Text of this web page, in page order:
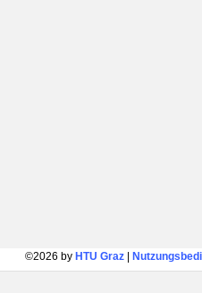
©2026 by HTU Graz|